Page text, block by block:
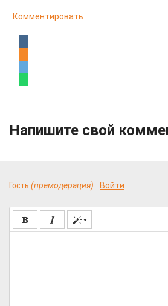
Комментировать
Напишите свой
Гость (премодерация) Войти